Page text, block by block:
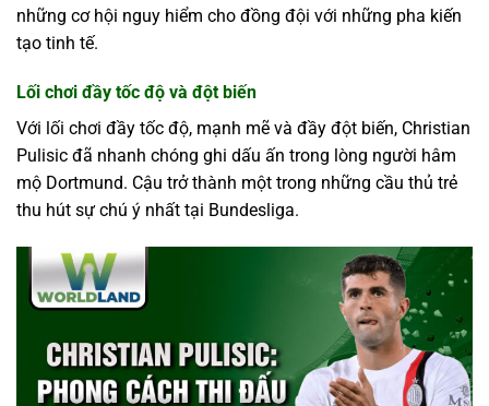
những cơ hội nguy hiểm cho đồng đội với những pha kiến
tạo tinh tế.
Lối chơi đầy tốc độ và đột biến
Với lối chơi đầy tốc độ, mạnh mẽ và đầy đột biến, Christian
Pulisic đã nhanh chóng ghi dấu ấn trong lòng người hâm
mộ Dortmund. Cậu trở thành một trong những cầu thủ trẻ
thu hút sự chú ý nhất tại Bundesliga.